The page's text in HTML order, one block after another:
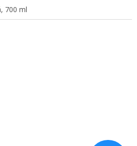
700 ml